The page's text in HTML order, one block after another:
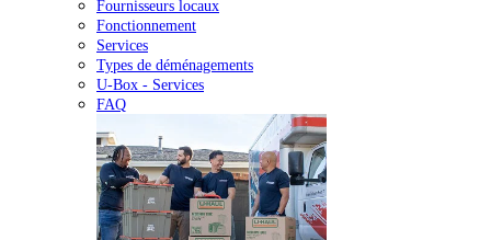
Fournisseurs locaux
Fonctionnement
Services
Types de déménagements
U-Box - Services
FAQ